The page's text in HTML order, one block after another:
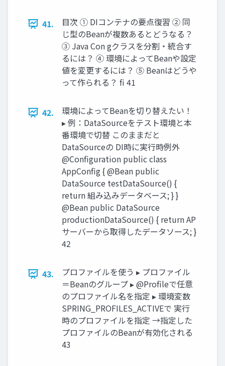
41.
目次 ① DIコンテナの要点復習 ② 同
じ型のBeanが複数あるとどうなる？
③ Java Con gクラスを分割・統合す
るには？ ④ 環境によってBeanや設定
値を変更するには？ ⑤ Beanはどうや
って作られる？ fi 41
42.
環境によってBeanを切り替えたい！
▸ 例：DataSourceをテスト環境と本
番環境で切替 このままだと
DataSourceの DI時に実行時例外
@Configuration public class
AppConfig { @Bean public
DataSource testDataSource() {
return 組み込みデータベース; } }
@Bean public DataSource
productionDataSource() { return AP
サーバーから取得したデータソース; }
42
43.
プロファイルを使う ▸ プロファイル
＝Beanのグループ ▸ @Profileで任意
のプロファイル名を指定 ▸ 環境変数
SPRING_PROFILES_ACTIVEで 実行
時のプロファイルを指定 →指定した
プロファイルのBeanが有効化される
43